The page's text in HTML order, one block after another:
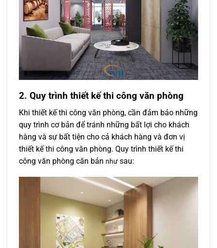
2. Quy trình thiết kế thi công văn phòng
Khi thiết kế thi công văn phòng, cần đảm bảo những
quy trình cơ bản để tránh những bất lợi cho khách
hàng và sự bất tiện cho cả khách hàng và đơn vị
thiết kế thi công văn phòng. Quy trình thiết kế thi
công văn phòng căn bản như sau: